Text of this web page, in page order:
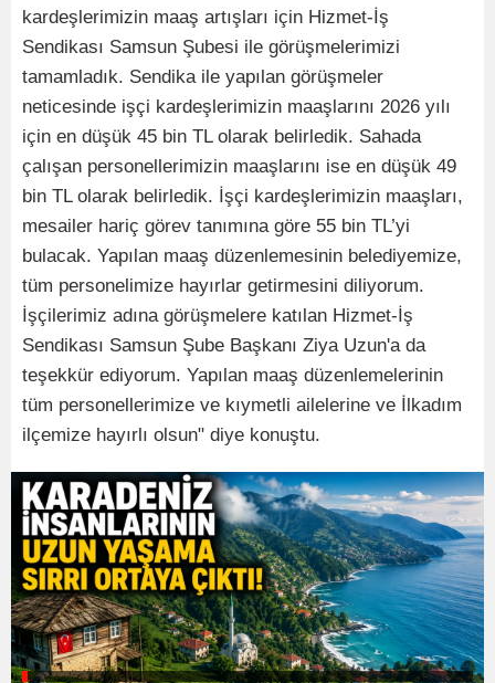
kardeşlerimizin maaş artışları için Hizmet-İş
Sendikası Samsun Şubesi ile görüşmelerimizi
tamamladık. Sendika ile yapılan görüşmeler
neticesinde işçi kardeşlerimizin maaşlarını 2026 yılı
için en düşük 45 bin TL olarak belirledik. Sahada
çalışan personellerimizin maaşlarını ise en düşük 49
bin TL olarak belirledik. İşçi kardeşlerimizin maaşları,
mesailer hariç görev tanımına göre 55 bin TL’yi
bulacak. Yapılan maaş düzenlemesinin belediyemize,
tüm personelimize hayırlar getirmesini diliyorum.
İşçilerimiz adına görüşmelere katılan Hizmet-İş
Sendikası Samsun Şube Başkanı Ziya Uzun'a da
teşekkür ediyorum. Yapılan maaş düzenlemelerinin
tüm personellerimize ve kıymetli ailelerine ve İlkadım
ilçemize hayırlı olsun" diye konuştu.